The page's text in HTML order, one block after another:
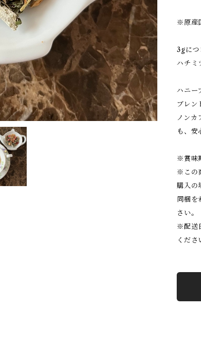
※原産
3gにつ
ハチミ
ハニー
ブレン
ノンカ
も、安
※賞味
※この
購入の
同梱を
さい。
※配送
くだ